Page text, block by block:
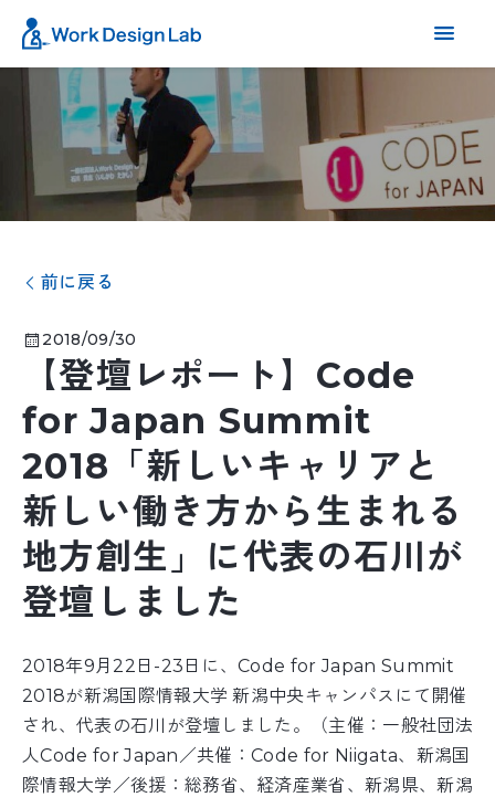
前に戻る
2018/09/30
【登壇レポート】Code
for Japan Summit
2018「新しいキャリアと
新しい働き方から生まれる
地方創生」に代表の石川が
登壇しました
2018年9月22日-23日に、Code for Japan Summit
2018が新潟国際情報大学 新潟中央キャンパスにて開催
され、代表の石川が登壇しました。（主催：一般社団法
人Code for Japan／共催：Code for Niigata、新潟国
際情報大学／後援：総務省、経済産業省、新潟県、新潟